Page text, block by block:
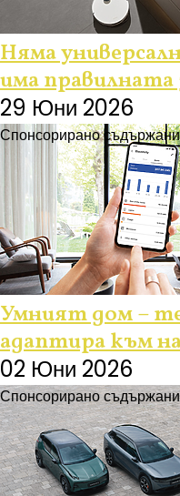
Няма
има правилната
29 Юни 2026
Спонсорирано
Умният дом –
адаптира към
02 Юни 2026
Спонсорирано